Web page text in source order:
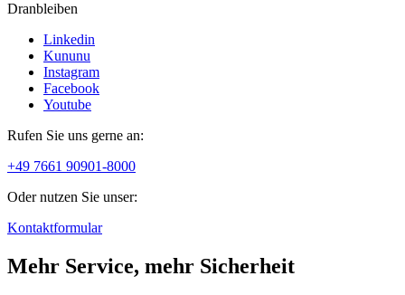
Dranbleiben
Linkedin
Kununu
Instagram
Facebook
Youtube
Rufen Sie uns gerne an:
+49 7661 90901-8000
Oder nutzen Sie unser:
Kontaktformular
Mehr Service, mehr Sicherheit